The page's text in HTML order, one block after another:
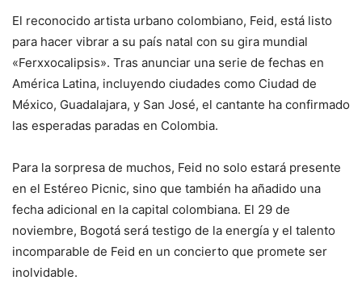
El reconocido artista urbano colombiano, Feid, está listo
para hacer vibrar a su país natal con su gira mundial
«Ferxxocalipsis». Tras anunciar una serie de fechas en
América Latina, incluyendo ciudades como Ciudad de
México, Guadalajara, y San José, el cantante ha confirmado
las esperadas paradas en Colombia.
Para la sorpresa de muchos, Feid no solo estará presente
en el Estéreo Picnic, sino que también ha añadido una
fecha adicional en la capital colombiana. El 29 de
noviembre, Bogotá será testigo de la energía y el talento
incomparable de Feid en un concierto que promete ser
inolvidable.